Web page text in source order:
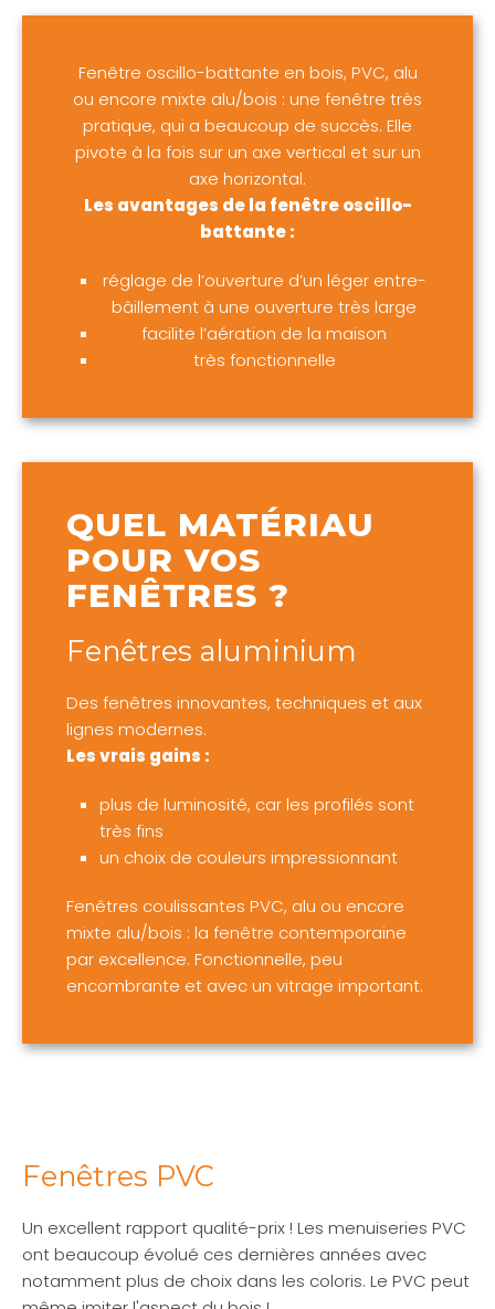
Fenêtre oscillo-battante en bois, PVC, alu
ou encore mixte alu/bois : une fenêtre très
pratique, qui a beaucoup de succès. Elle
pivote à la fois sur un axe vertical et sur un
axe horizontal.
Les avantages de la fenêtre oscillo-
battante :
réglage de l’ouverture d’un léger entre-
bâillement à une ouverture très large
facilite l’aération de la maison
très fonctionnelle
QUEL MATÉRIAU
POUR VOS
FENÊTRES ?
Fenêtres aluminium
Des fenêtres innovantes, techniques et aux
lignes modernes.
Les vrais gains :
plus de luminosité, car les profilés sont
très fins
un choix de couleurs impressionnant
Fenêtres coulissantes PVC, alu ou encore
mixte alu/bois : la fenêtre contemporaine
par excellence. Fonctionnelle, peu
encombrante et avec un vitrage important.
Fenêtres PVC
Un excellent rapport qualité-prix ! Les menuiseries PVC
ont beaucoup évolué ces dernières années avec
notamment plus de choix dans les coloris. Le PVC peut